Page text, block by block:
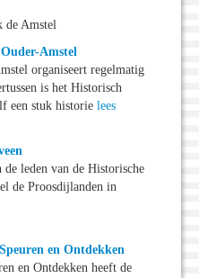
de Amstel
Amstel
organiseert regelmatig
is het Historisch
een stuk historie lees
de leden van de Historische
de Proosdijlanden in
en Ontdekken
en Ontdekken heeft de